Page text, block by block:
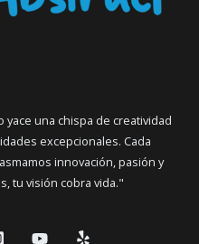
una chispa de creatividad
excepcionales. Cada
innovación, pasión y
tu visión cobra vida."